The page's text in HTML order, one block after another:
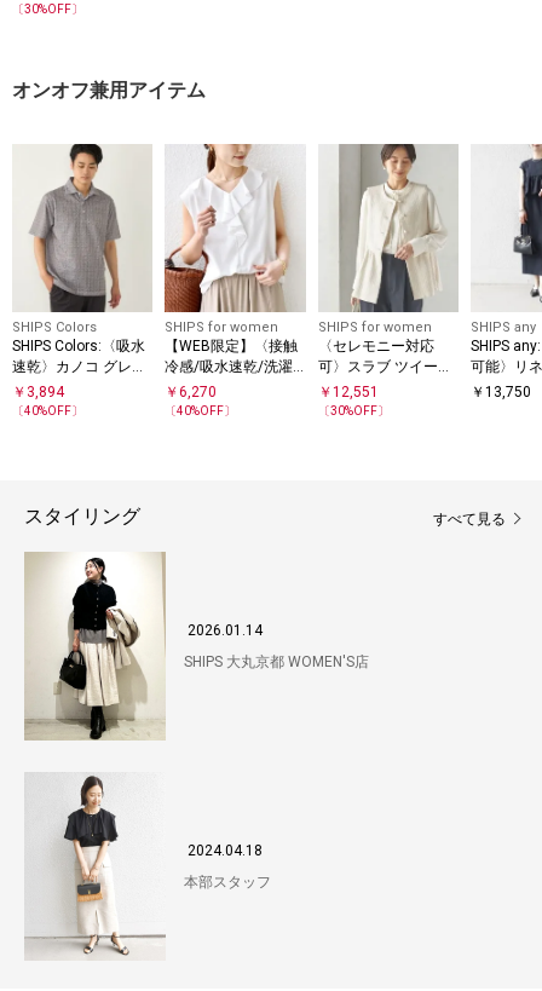
〔30%OFF〕
オンオフ兼用アイテム
SHIPS Colors
SHIPS Colors:〈吸水
速乾〉カノコ グレン
チェック ワイドカラ
ー ポロシャツ
￥ 3,894
〔40%OFF〕
SHIPS for women
【WEB限定】〈接触
冷感/吸水速乾/洗濯
機可能〉ハイゲージ
ポンチ フリル カット
￥6,270
〔40%OFF〕
SHIPS for women
〈セレモニー対応
可〉スラブ ツイード
ジレ（セットアップ
対応）
￥ 12,551
〔30%OFF〕
SHIPS any
SHIPS
可能〉リ
Iライン ワ
￥13,750
スタイリング すべて見る
2026.01.14
SHIPS 大丸京都 WOMEN'S店
2024.04.18
本部スタッフ